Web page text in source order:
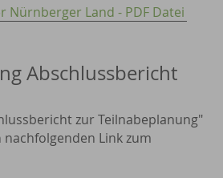
Nürnberger Land - PDF Datei
Abschlussbericht
zur Teilnabeplanung"
Link zum